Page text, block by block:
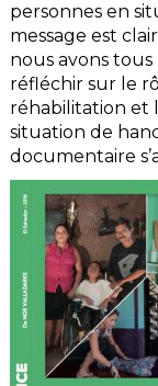
personnes en
message est
nous avons tous
réfléchir sur le
réhabilitation et
situation de
documentaire